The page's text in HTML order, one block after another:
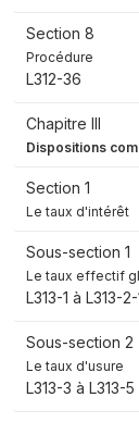
Section 8
Procédure
L312-36
Chapitre III
Dispositions
Section 1
Le taux d'intérêt
Sous-section 1
Le taux effectif
L313-1 à L313-2-
Sous-section 2
Le taux d'usure
L313-3 à L313-5